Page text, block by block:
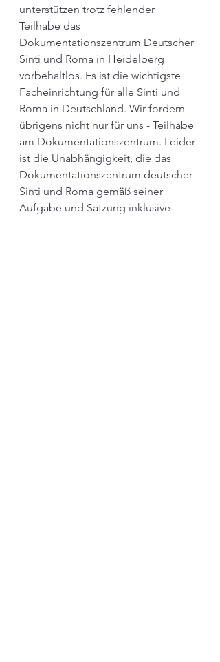
unterstützen trotz fehlender
Teilhabe das
Dokumentationszentrum Deutscher
Sinti und Roma in Heidelberg
vorbehaltlos. Es ist die wichtigste
Facheinrichtung für alle Sinti und
Roma in Deutschland. Wir fordern -
übrigens nicht nur für uns - Teilhabe
am Dokumentationszentrum. Leider
ist die Unabhängigkeit, die das
Dokumentationszentrum deutscher
Sinti und Roma gemäß seiner
Aufgabe und Satzung inklusive